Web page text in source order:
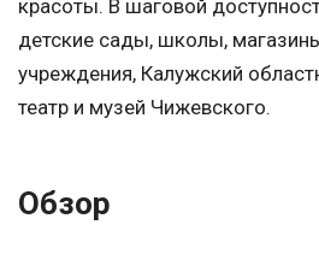
красоты. В шаговой
детские сады, школы,
учреждения, Калужский
театр и музей Чижевского.
Обзор